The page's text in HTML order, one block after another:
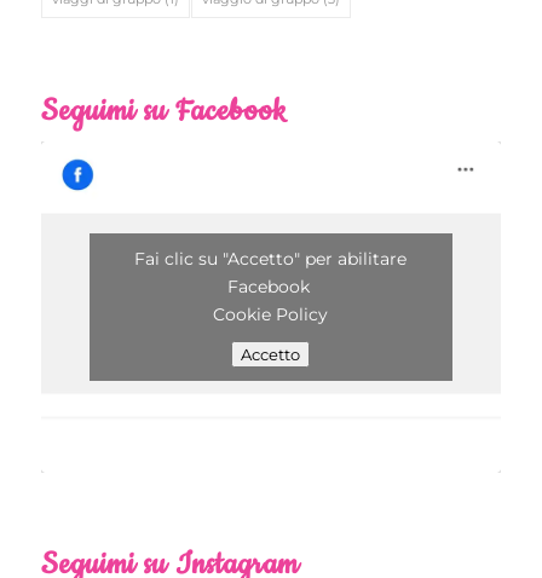
Seguimi su Facebook
Fai clic su "Accetto" per abilitare
Facebook
Cookie Policy
Accetto
Seguimi su Instagram